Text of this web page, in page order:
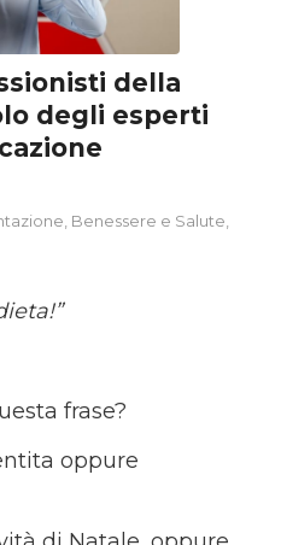
della
degli esperti
Benessere e Salute
frase?
oppure